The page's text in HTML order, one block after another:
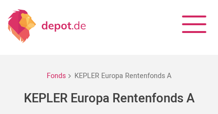
Fonds KEPLER Europa Rentenfonds A
KEPLER Europa Rentenfonds A